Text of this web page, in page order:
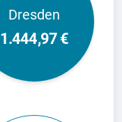
Dresden
1.444,97 €